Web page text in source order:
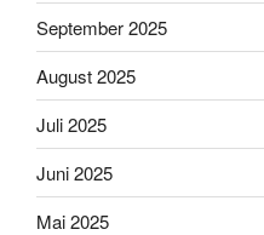
September 2025
August 2025
Juli 2025
Juni 2025
Mai 2025